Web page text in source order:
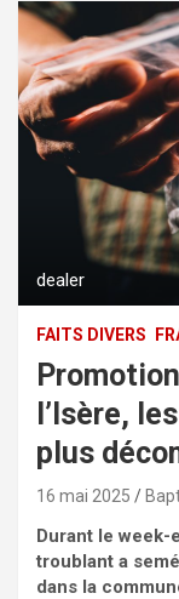
dealer
FAITS DIVERS
l’Isère,
plus
16 mai 2025
Durant le week-
troublant a
dans la